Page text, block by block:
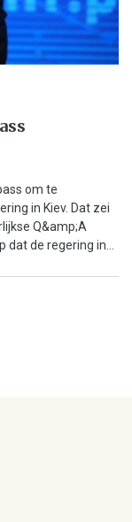
om te
in Kiev. Dat zei
Q&amp;A
de regering in...